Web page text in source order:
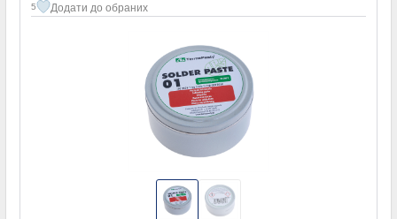
5 Додати до обраних